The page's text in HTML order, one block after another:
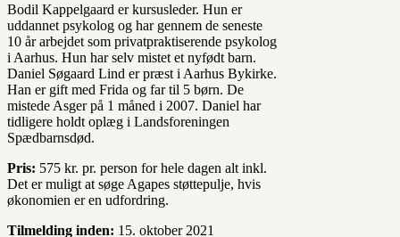
Bodil Kappelgaard er kursusleder. Hun er
uddannet psykolog og har gennem de seneste
10 år arbejdet som privatpraktiserende psykolog
i Aarhus. Hun har selv mistet et nyfødt barn.
Daniel Søgaard Lind er præst i Aarhus Bykirke.
Han er gift med Frida og far til 5 børn. De
mistede Asger på 1 måned i 2007. Daniel har
tidligere holdt oplæg i Landsforeningen
Spædbarnsdød.
Pris: 575 kr. pr. person for hele dagen alt inkl.
Det er muligt at søge Agapes støttepulje, hvis
økonomien er en udfordring.
Tilmelding inden: 15. oktober 2021